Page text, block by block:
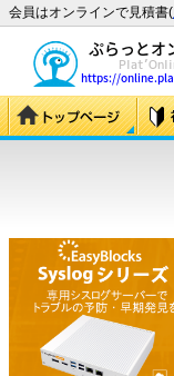
会員はオンラインで見積書(